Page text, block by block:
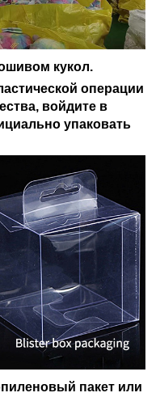
кукол.
операции
войдите в
упаковать
пакет или